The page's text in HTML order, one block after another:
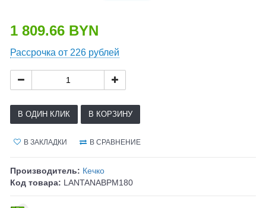
1 809.66 BYN
Рассрочка от 226 рублей
В ОДИН КЛИК В КОРЗИНУ
В ЗАКЛАДКИ В СРАВНЕНИЕ
Производитель: Кечко
Код товара: LANTANABPM180